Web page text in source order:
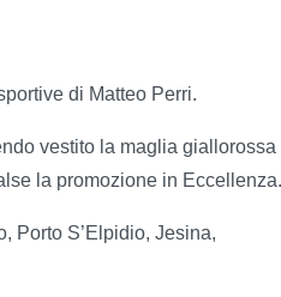
di Matteo Perri.
vestito la maglia giallorossa
la promozione in Eccellenza.
Porto S’Elpidio, Jesina,